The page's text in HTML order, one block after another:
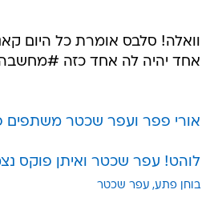
וואלה! סלבס אומרת כל היום
אחד יהיה לה אחד כזה
אורי פפר ועפר שכטר משתפים
לוהט! עפר שכטר ואיתן פוקס
בוחן פתע עפר שכטר